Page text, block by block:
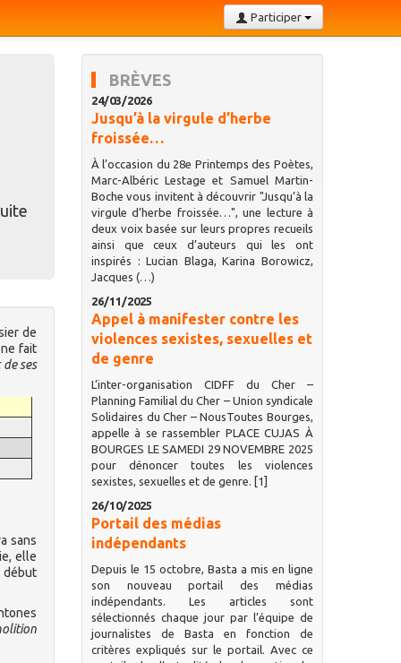
Participer
de
fait
ses
sans
elle
début
BRÈVES
24/03/2026
Jusqu’à la virgule d’herbe
froissée…
À l’occasion du 28e Printemps des Poètes,
Marc-Albéric Lestage et Samuel Martin-
Boche vous invitent à découvrir "Jusqu’à la
virgule d’herbe froissée…", une lecture à
deux voix basée sur leurs propres recueils
ainsi que ceux d’auteurs qui les ont
inspirés : Lucian Blaga, Karina Borowicz,
Jacques (…)
26/11/2025
Appel à manifester contre les
violences sexistes, sexuelles et
de genre
L’inter-organisation CIDFF du Cher –
Planning Familial du Cher – Union syndicale
Solidaires du Cher – NousToutes Bourges,
appelle à se rassembler PLACE CUJAS À
BOURGES LE SAMEDI 29 NOVEMBRE 2025
pour dénoncer toutes les violences
sexistes, sexuelles et de genre. [1]
26/10/2025
Portail des médias
indépendants
Depuis le 15 octobre, Basta a mis en ligne
son nouveau portail des médias
indépendants. Les articles sont
sélectionnés chaque jour par l’équipe de
journalistes de Basta en fonction de
critères expliqués sur le portail. Avec ce